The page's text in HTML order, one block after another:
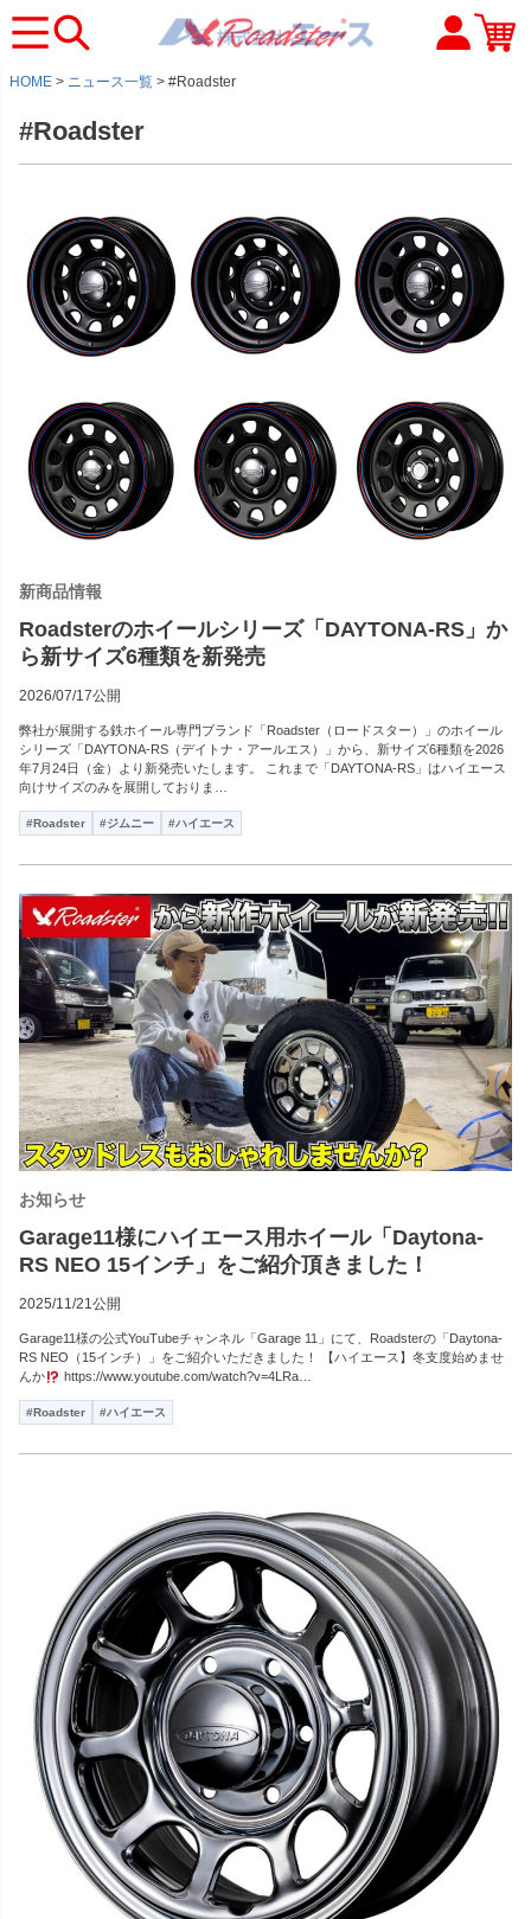
HOME ニュース一覧 #Roadster
#Roadster
新商品情報
Roadsterのホイールシリーズ「DAYTONA-RS」か
ら新サイズ6種類を新発売
2026/07/17公開
弊社が展開する鉄ホイール専門ブランド「Roadster（ロードスター）」のホイール
シリーズ「DAYTONA-RS（デイトナ・アールエス）」から、新サイズ6種類を2026
年7月24日（金）より新発売いたします。 これまで「DAYTONA-RS」はハイエース
向けサイズのみを展開しておりま…
#Roadster #ジムニー #ハイエース
お知らせ
Garage11様にハイエース用ホイール「Daytona-
RS NEO 15インチ」をご紹介頂きました！
2025/11/21公開
Garage11様の公式YouTubeチャンネル「Garage 11」にて、Roadsterの「Daytona-
RS NEO（15インチ）」をご紹介いただきました！ 【ハイエース】冬支度始めませ
んか
https://www.youtube.com/watch?v=4LRa…
#Roadster #ハイエース